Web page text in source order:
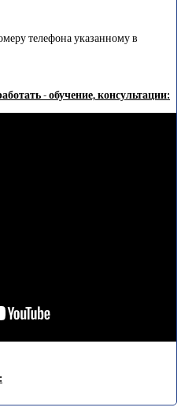
телефона указанному в
- обучение, консультации: